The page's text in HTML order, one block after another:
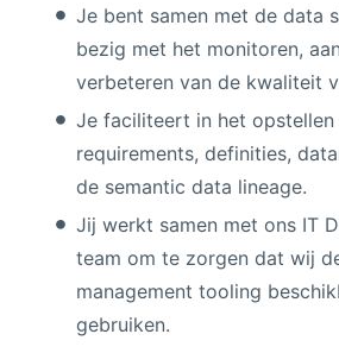
Je bent samen met de data
bezig met het monitoren,
verbeteren van de kwaliteit
Je faciliteert in het opstellen
requirements, definities,
de semantic data lineage.
Jij werkt samen met ons IT
team om te zorgen dat wij
management tooling
gebruiken.